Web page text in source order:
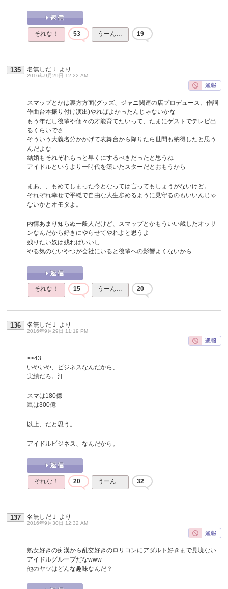
それな！ 53 うーん… 19
135 名無しだＪ より
2016年9月29日 12:22 AM
スマップとかは裏方方面(グッズ、ジャニ関連の店プロデュース、作詞
作曲台本振り付け演出)やればよかったんじゃないかな
もう年だし後輩や個々の才能育てたいって、たまにゲストでテレビ出
るくらいでさ
そういう大義名分かかげて表舞台から降りたら世間も納得したと思う
んだよな
結婚もそれぞれもっと早くにするべきだったと思うね
アイドルというより一時代を築いたスターだとおもうから
まあ、、もめてしまった今となっては言ってもしょうがないけど。
それぞれ幸せで平穏で自由な人生歩めるように見守るのもいいんじゃ
ないかとオモタよ。
内情あまり知らぬ一般人だけど、スマップとかもういい歳したオッサ
ンなんだから好きにやらせてやれよと思うよ
残りたい奴は残ればいいし
やる気のないやつが会社にいると後輩への影響よくないから
それな！ 15 うーん… 20
136 名無しだＪ より
2016年9月29日 11:19 PM
>>43
いやいや、ビジネスなんだから、
実績だろ。汗
スマは180億
嵐は300億
以上、だと思う。
アイドルビジネス、なんだから。
それな！ 20 うーん… 32
137 名無しだＪ より
2016年9月30日 12:32 AM
熟女好きの痴漢から乱交好きのロリコンにアダルト好きまで見境ない
アイドルグループだなwww
他のヤツはどんな趣味なんだ？